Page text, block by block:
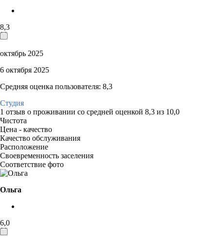
8,3
октябрь 2025
6 октября 2025
Средняя оценка пользователя: 8,3
Студия
1 отзыв о проживании со средней оценкой 8,3 из 10,0
Чистота
Цена - качество
Качество обслуживания
Расположение
Своевременность заселения
Соответствие фото
Ольга
6,0